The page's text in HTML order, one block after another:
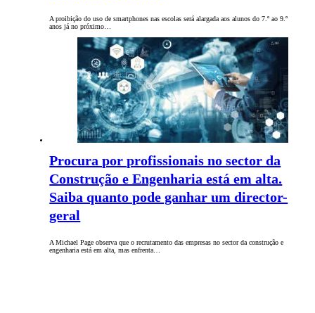
A proibição do uso de smartphones nas escolas será alargada aos alunos do 7.º ao 9.º
anos já no próximo…
Procura por profissionais no sector da
Construção e Engenharia está em alta.
Saiba quanto pode ganhar um director-
geral
A Michael Page observa que o recrutamento das empresas no sector da construção e
engenharia está em alta, mas enfrenta…